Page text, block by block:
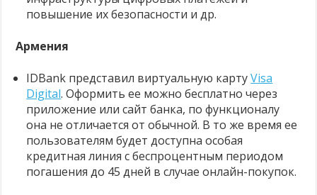
повышение их безопасности и др.
Армения
IDBank представил виртуальную картуVisa
Digital. Оформить ее можно бесплатно через
приложение или сайт банка, по функционалу
она не отличается от обычной. В то же время ее
пользователям будет доступна особая
кредитная линия с беспроцентным периодом
погашения до 45 дней в случае онлайн-покупок.